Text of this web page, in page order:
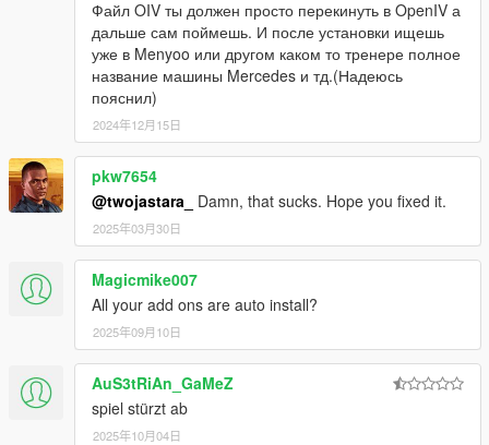
Файл OIV ты должен просто перекинуть в OpenIV а
дальше сам поймешь. И после установки ищешь
уже в Menyoo или другом каком то тренере полное
название машины Mercedes и тд.(Надеюсь
пояснил)
2024年12月15日
pkw7654
@twojastara_
Damn, that sucks. Hope you fixed it.
2025年03月30日
Magicmike007
All your add ons are auto install?
2025年09月10日
AuS3tRiAn_GaMeZ
spiel stürzt ab
2025年10月04日